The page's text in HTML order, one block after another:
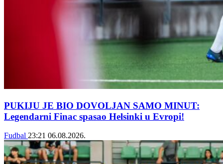
PUKIJU JE BIO DOVOLJAN SAMO MINUT:
Legendarni Finac spasao Helsinki u Evropi!
Fudbal 23:21 06.08.2026.